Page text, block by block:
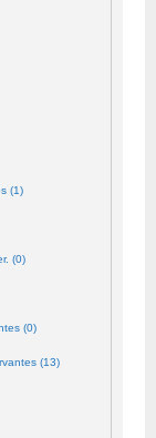
(1)
(0)
(0)
(13)